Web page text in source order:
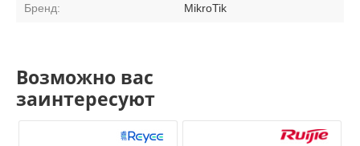
Бренд: MikroTik
Возможно вас
заинтересуют